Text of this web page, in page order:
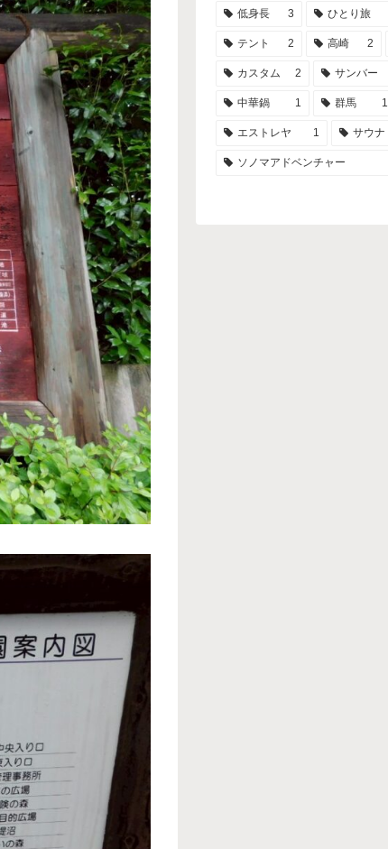
低身長 3 ひとり旅
テント 2 高崎 2
カスタム 2 サンバー
中華鍋 1 群馬 1
エストレヤ 1 サウナ
ソノマアドベンチャー